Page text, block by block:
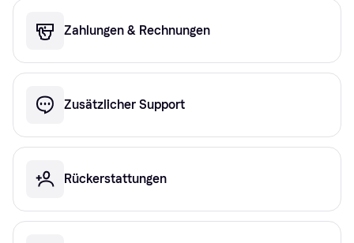
Zahlungen & Rechnungen
Zusätzlicher Support
Rückerstattungen